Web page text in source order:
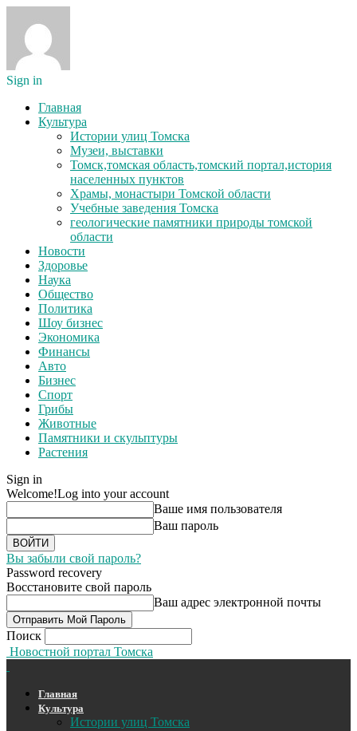
Sign in
Главная
Культура
Истории улиц Томска
Музеи, выставки
Томск,томская область,томский портал,история
населенных пунктов
Храмы, монастыри Томской области
Учебные заведения Томска
геологические памятники природы томской
области
Новости
Здоровье
Наука
Общество
Политика
Шоу бизнес
Экономика
Финансы
Авто
Бизнес
Спорт
Грибы
Животные
Памятники и скульптуры
Растения
Sign in
Welcome!Log into your account
Ваше имя пользователя
Ваш пароль
Вы забыли свой пароль?
Password recovery
Восстановите свой пароль
Ваш адрес электронной почты
Поиск
Новостной портал Томска
Главная
Культура
Истории улиц Томска